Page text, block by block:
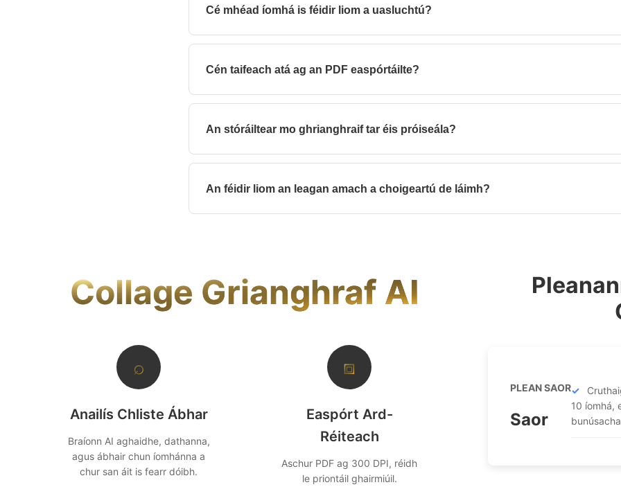
Cé mhéad íomhá is féidir liom a uasluchtú?
Suas le 30 íomhá in aghaidh an chomhbhrú (is féidir bailiúcháin níos mó a roinn i roinnt
Cén taifeach atá ag an PDF easpórtáilte?
Gintear PDFanna ag 300 DPI, oiriúnach le haghaidh priontaí ardchaighdeáin suas le 24 orla.
An stóráiltear mo ghrianghraif tar éis próiseála?
Próiseálann íomhánna i ndiaidh cuimhne agus scriosfar iad láithreach tar éis an PDF a
An féidir liom an leagan amach a choigeartú de láimh?
Collage Grianghraf AI
⌕
Anailís Chliste Ábhar
Braíonn AI aghaidhe, dathanna,
agus ábhair chun íomhánna a
chur san áit is fearr dóibh.
⧈
Easpórt Ard-
Réiteach
Aschur PDF ag 300 DPI, réidh
le priontáil ghairmiúil.
PLEAN SAOR
Saor
10 íomhá,